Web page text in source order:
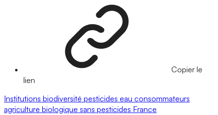
Copier le
lien
Institutions biodiversité pesticides eau consommateurs
agriculture biologique sans pesticides France